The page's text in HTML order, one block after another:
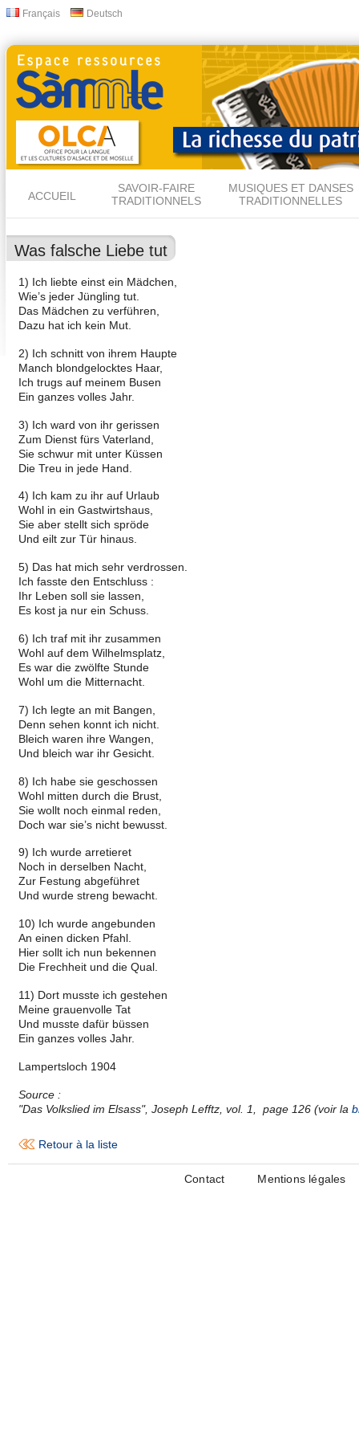
Français Deutsch
ACCUEIL
SAVOIR-FAIRE
TRADITIONNELS
MUSIQUES ET DANSES
TRADITIONNELLES
Was falsche Liebe tut
1) Ich liebte einst ein Mädchen,
Wie’s jeder Jüngling tut.
Das Mädchen zu verführen,
Dazu hat ich kein Mut.
2) Ich schnitt von ihrem Haupte
Manch blondgelocktes Haar,
Ich trugs auf meinem Busen
Ein ganzes volles Jahr.
3) Ich ward von ihr gerissen
Zum Dienst fürs Vaterland,
Sie schwur mit unter Küssen
Die Treu in jede Hand.
4) Ich kam zu ihr auf Urlaub
Wohl in ein Gastwirtshaus,
Sie aber stellt sich spröde
Und eilt zur Tür hinaus.
5) Das hat mich sehr verdrossen.
Ich fasste den Entschluss :
Ihr Leben soll sie lassen,
Es kost ja nur ein Schuss.
6) Ich traf mit ihr zusammen
Wohl auf dem Wilhelmsplatz,
Es war die zwölfte Stunde
Wohl um die Mitternacht.
7) Ich legte an mit Bangen,
Denn sehen konnt ich nicht.
Bleich waren ihre Wangen,
Und bleich war ihr Gesicht.
8) Ich habe sie geschossen
Wohl mitten durch die Brust,
Sie wollt noch einmal reden,
Doch war sie’s nicht bewusst.
9) Ich wurde arretieret
Noch in derselben Nacht,
Zur Festung abgeführet
Und wurde streng bewacht.
10) Ich wurde angebunden
An einen dicken Pfahl.
Hier sollt ich nun bekennen
Die Frechheit und die Qual.
11) Dort musste ich gestehen
Meine grauenvolle Tat
Und musste dafür büssen
Ein ganzes volles Jahr.
Lampertsloch 1904
Source :
"Das Volkslied im Elsass", Joseph Lefftz, vol. 1, page 126 (voir la
Retour à la liste
Contact Mentions légales